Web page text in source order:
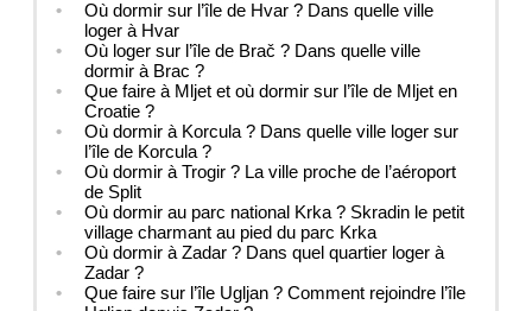
Où dormir sur l’île de Hvar ? Dans quelle ville
loger à Hvar
Où loger sur l’île de Brač ? Dans quelle ville
dormir à Brac ?
Que faire à Mljet et où dormir sur l’île de Mljet en
Croatie ?
Où dormir à Korcula ? Dans quelle ville loger sur
l’île de Korcula ?
Où dormir à Trogir ? La ville proche de l’aéroport
de Split
Où dormir au parc national Krka ? Skradin le petit
village charmant au pied du parc Krka
Où dormir à Zadar ? Dans quel quartier loger à
Zadar ?
Que faire sur l’île Ugljan ? Comment rejoindre l’île